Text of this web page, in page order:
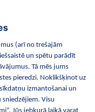
HiPP Kosmētika
noteikumi
HiPP Kontakti